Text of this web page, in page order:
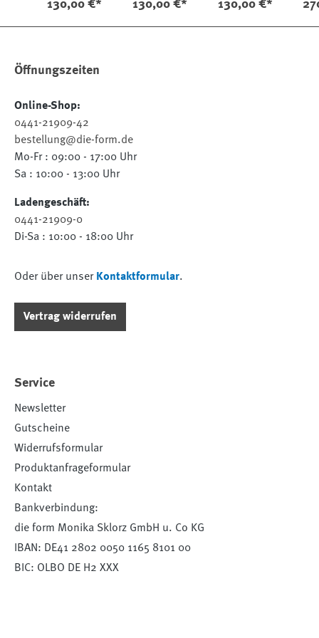
130,00 €* 130,00 €* 130,00 €*
Öffnungszeiten
Online-Shop:
0441-21909-42
bestellung@die-form.de
Mo-Fr : 09:00 - 17:00 Uhr
Sa : 10:00 - 13:00 Uhr
Ladengeschäft:
0441-21909-0
Di-Sa : 10:00 - 18:00 Uhr
Oder über unser Kontaktformular.
Vertrag widerrufen
Service
Newsletter
Gutscheine
Widerrufsformular
Produktanfrageformular
Kontakt
Bankverbindung:
die form Monika Sklorz GmbH u. Co KG
IBAN: DE41 2802 0050 1165 8101 00
BIC: OLBO DE H2 XXX